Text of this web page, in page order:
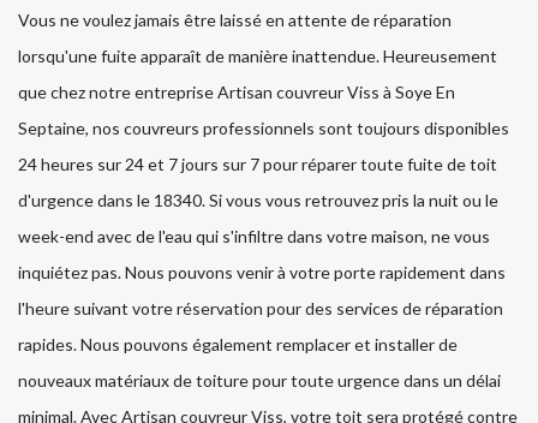
Vous ne voulez jamais être laissé en attente de réparation
lorsqu'une fuite apparaît de manière inattendue. Heureusement
que chez notre entreprise Artisan couvreur Viss à Soye En
Septaine, nos couvreurs professionnels sont toujours disponibles
24 heures sur 24 et 7 jours sur 7 pour réparer toute fuite de toit
d'urgence dans le 18340. Si vous vous retrouvez pris la nuit ou le
week-end avec de l'eau qui s'infiltre dans votre maison, ne vous
inquiétez pas. Nous pouvons venir à votre porte rapidement dans
l'heure suivant votre réservation pour des services de réparation
rapides. Nous pouvons également remplacer et installer de
nouveaux matériaux de toiture pour toute urgence dans un délai
minimal. Avec Artisan couvreur Viss, votre toit sera protégé contre